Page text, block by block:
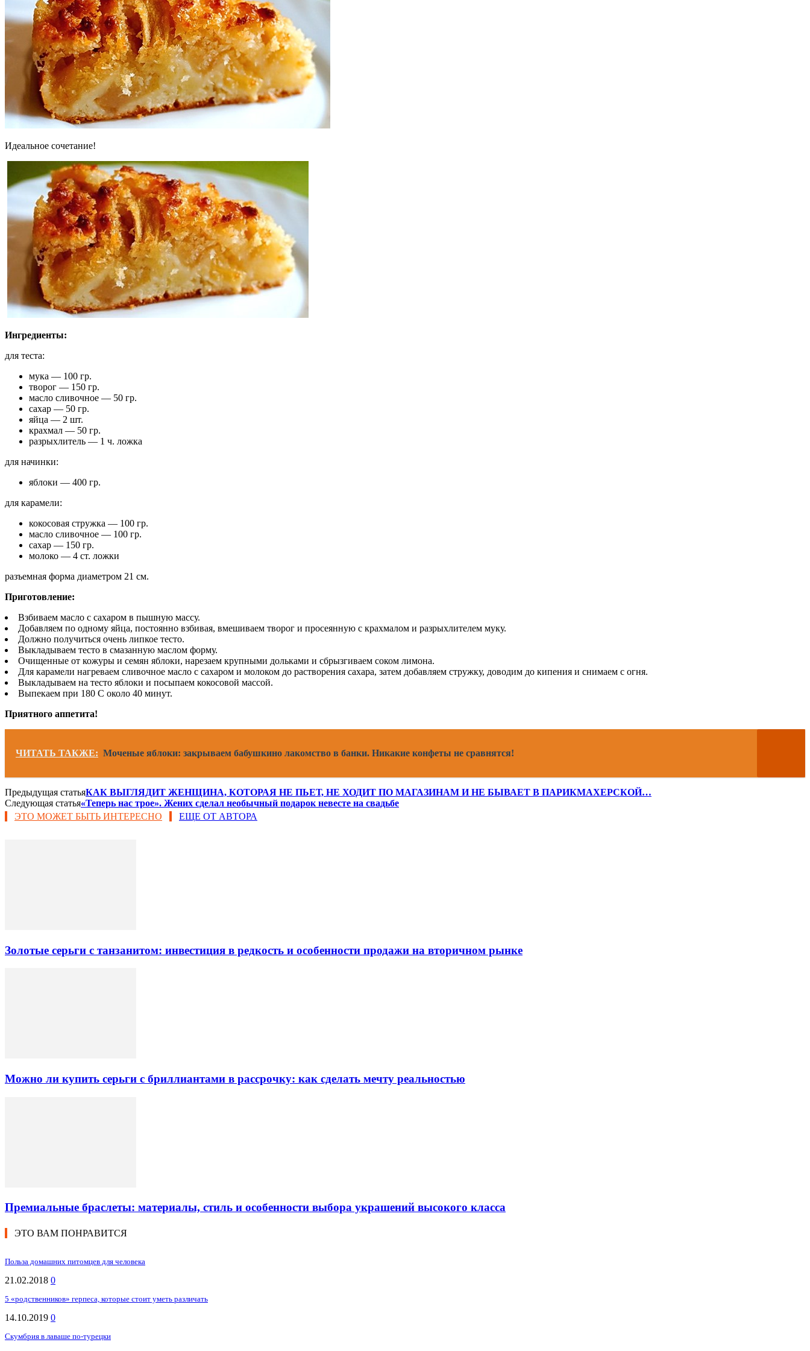
Идеальное сочетание!
Ингредиенты:
для теста:
мука — 100 гр.
творог — 150 гр.
масло сливочное — 50 гр.
сахар — 50 гр.
яйца — 2 шт.
крахмал — 50 гр.
разрыхлитель — 1 ч. ложка
для начинки:
яблоки — 400 гр.
для карамели:
кокосовая стружка — 100 гр.
масло сливочное — 100 гр.
сахар — 150 гр.
молоко — 4 ст. ложки
разъемная форма диаметром 21 см.
Приготовление:
Взбиваем масло с сахаром в пышную массу.
Добавляем по одному яйца, постоянно взбивая, вмешиваем творог и просеянную с крахмалом и разрыхлителем муку.
Должно получиться очень липкое тесто.
Выкладываем тесто в смазанную маслом форму.
Очищенные от кожуры и семян яблоки, нарезаем крупными дольками и сбрызгиваем соком лимона.
Для карамели нагреваем сливочное масло с сахаром и молоком до растворения сахара, затем добавляем стружку, доводим до кипения и снимаем с огня.
Выкладываем на тесто яблоки и посыпаем кокосовой массой.
Выпекаем при 180 С около 40 минут.
Приятного аппетита!
ЧИТАТЬ ТАКЖЕ: Моченые яблоки: закрываем бабушкино лакомство в банки. Никакие конфеты не сравнятся!
Предыдущая статьяКАК ВЫГЛЯДИТ ЖЕНЩИНА, КОТОРАЯ НЕ ПЬЕТ, НЕ ХОДИТ ПО МАГАЗИНАМ И НЕ БЫВАЕТ В ПАРИКМАХЕРСКОЙ…
Следующая статья«Теперь нас трое». Жених сделал необычный подарок невесте на свадьбе
ЭТО МОЖЕТ БЫТЬ ИНТЕРЕСНО
ЕЩЕ ОТ АВТОРА
Золотые серьги с танзанитом: инвестиция в редкость и особенности продажи на вторичном рынке
Можно ли купить серьги с бриллиантами в рассрочку: как сделать мечту реальностью
Премиальные браслеты: материалы, стиль и особенности выбора украшений высокого класса
ЭТО ВАМ ПОНРАВИТСЯ
Польза домашних питомцев для человека
21.02.2018 0
5 «родственников» герпеса, которые стоит уметь различать
14.10.2019 0
Скумбрия в лаваше по-турецки